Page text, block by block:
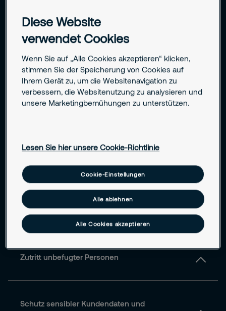
Ihre Herausforderungen in der Branche
Vielfältige Risiken erfordern gezielte
Sicherheitslösungen
Ob Brandschutz, Zutrittskontrolle oder Vorbeugung gegen
Diebstahl – Gastronomiebetriebe haben vielfältige
Brandgefahr in Küchen- und Lagerbereichen
Diebstahl durch Gäste oder Personal
Zutrittskontrollen
Zutritt unbefugter Personen
Schutz sensibler Kundendaten und
Diese Website
verwendet Cookies
Wenn Sie auf „Alle Cookies akzeptieren“ klicken,
stimmen Sie der Speicherung von Cookies auf
Ihrem Gerät zu, um die Websitenavigation zu
verbessern, die Websitenutzung zu analysieren und
unsere Marketingbemühungen zu unterstützen.
Lesen Sie hier unsere Cookie-Richtlinie
Cookie-Einstellungen
Alle ablehnen
Alle Cookies akzeptieren